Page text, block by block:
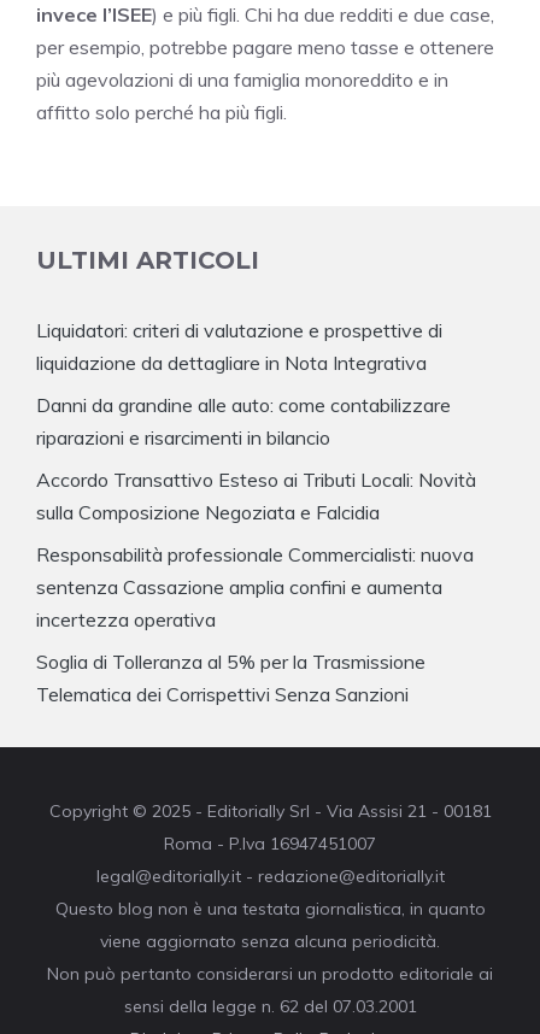
invece l’ISEE) e più figli. Chi ha due redditi e due case,
per esempio, potrebbe pagare meno tasse e ottenere
più agevolazioni di una famiglia monoreddito e in
affitto solo perché ha più figli.
ULTIMI ARTICOLI
Liquidatori: criteri di valutazione e prospettive di
liquidazione da dettagliare in Nota Integrativa
Danni da grandine alle auto: come contabilizzare
riparazioni e risarcimenti in bilancio
Accordo Transattivo Esteso ai Tributi Locali: Novità
sulla Composizione Negoziata e Falcidia
Responsabilità professionale Commercialisti: nuova
sentenza Cassazione amplia confini e aumenta
incertezza operativa
Soglia di Tolleranza al 5% per la Trasmissione
Telematica dei Corrispettivi Senza Sanzioni
Copyright © 2025 - Editorially Srl - Via Assisi 21 - 00181
Roma - P.Iva 16947451007
legal@editorially.it - redazione@editorially.it
Questo blog non è una testata giornalistica, in quanto
viene aggiornato senza alcuna periodicità.
Non può pertanto considerarsi un prodotto editoriale ai
sensi della legge n. 62 del 07.03.2001